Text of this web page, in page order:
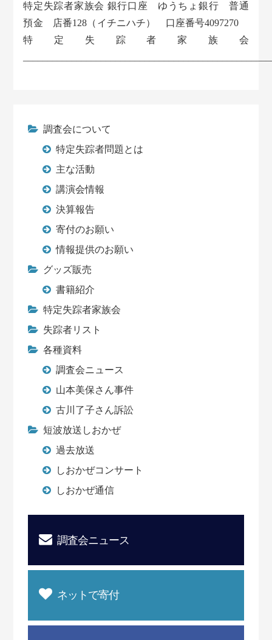
特定失踪者家族会 銀行口座 ゆうちょ銀行 普通
預金 店番128（イチニハチ） 口座番号4097270
特定失踪者家族会
調査会について
特定失踪者問題とは
主な活動
講演会情報
決算報告
寄付のお願い
情報提供のお願い
グッズ販売
書籍紹介
特定失踪者家族会
失踪者リスト
各種資料
調査会ニュース
山本美保さん事件
古川了子さん訴訟
短波放送しおかぜ
過去放送
しおかぜコンサート
しおかぜ通信
調査会ニュース
ネットで寄付